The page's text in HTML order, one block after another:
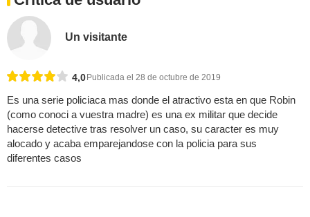
Un visitante
4,0 Publicada el 28 de octubre de 2019
Es una serie policiaca mas donde el atractivo esta en que Robin
(como conoci a vuestra madre) es una ex militar que decide
hacerse detective tras resolver un caso, su caracter es muy
alocado y acaba emparejandose con la policia para sus
diferentes casos